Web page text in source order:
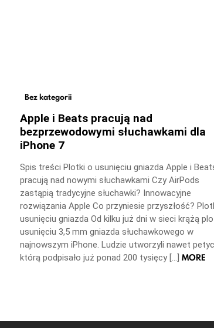
Bez kategorii
Apple i Beats pracują nad
bezprzewodowymi słuchawkami dla
iPhone 7
Spis treści Plotki o usunięciu gniazda Apple i
pracują nad nowymi słuchawkami Czy AirPods
zastąpią tradycyjne słuchawki? Innowacyjne
rozwiązania Apple Co przyniesie przyszłość?
usunięciu gniazda Od kilku już dni w sieci krążą
usunięciu 3,5 mm gniazda słuchawkowego w
najnowszym iPhone. Ludzie utworzyli nawet
którą podpisało już ponad 200 tysięcy […] MORE